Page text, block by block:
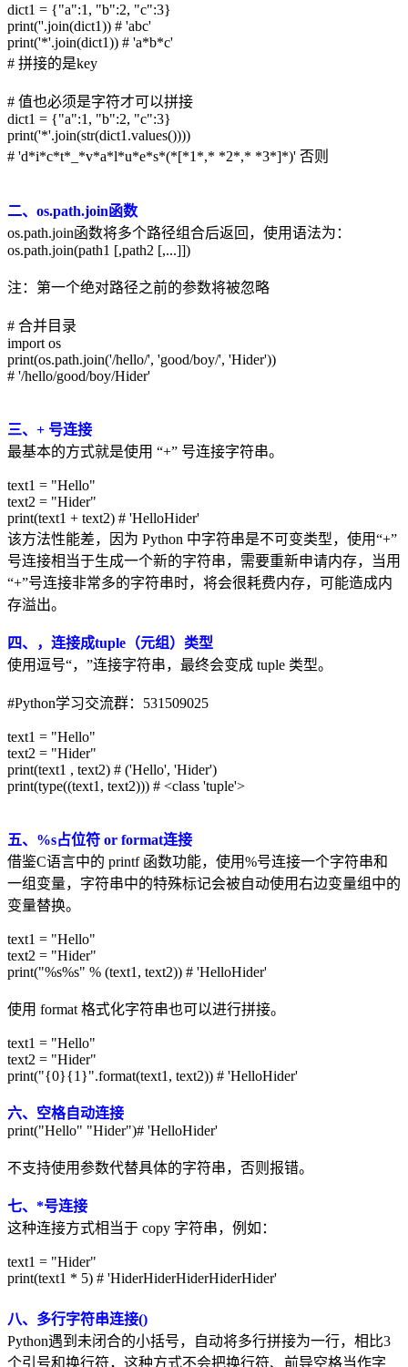
dict1 = {"a":1, "b":2, "c":3}
print(''.join(dict1)) # 'abc'
print('*'.join(dict1)) # 'a*b*c'
# 拼接的是key
# 值也必须是字符才可以拼接
dict1 = {"a":1, "b":2, "c":3}
print('*'.join(str(dict1.values())))
# 'd*i*c*t*_*v*a*l*u*e*s*(*[*1*,* *2*,* *3*]*)' 否则
二、os.path.join函数
os.path.join函数将多个路径组合后返回，使用语法为：
os.path.join(path1 [,path2 [,...]])
注：第一个绝对路径之前的参数将被忽略
# 合并目录
import os
print(os.path.join('/hello/', 'good/boy/', 'Hider'))
# '/hello/good/boy/Hider'
三、+ 号连接
最基本的方式就是使用 “+” 号连接字符串。
text1 = "Hello"
text2 = "Hider"
print(text1 + text2) # 'HelloHider'
该方法性能差，因为 Python 中字符串是不可变类型，使用“+”
号连接相当于生成一个新的字符串，需要重新申请内存，当用
“+”号连接非常多的字符串时，将会很耗费内存，可能造成内
存溢出。
四、，连接成tuple（元组）类型
使用逗号“，”连接字符串，最终会变成 tuple 类型。
#Python学习交流群：531509025
text1 = "Hello"
text2 = "Hider"
print(text1 , text2) # ('Hello', 'Hider')
print(type((text1, text2))) # <class 'tuple'>
五、%s占位符 or format连接
借鉴C语言中的 printf 函数功能，使用%号连接一个字符串和
一组变量，字符串中的特殊标记会被自动使用右边变量组中的
变量替换。
text1 = "Hello"
text2 = "Hider"
print("%s%s" % (text1, text2)) # 'HelloHider'
使用 format 格式化字符串也可以进行拼接。
text1 = "Hello"
text2 = "Hider"
print("{0}{1}".format(text1, text2)) # 'HelloHider'
六、空格自动连接
print("Hello" "Hider")# 'HelloHider'
不支持使用参数代替具体的字符串，否则报错。
七、*号连接
这种连接方式相当于 copy 字符串，例如：
text1 = "Hider"
print(text1 * 5) # 'HiderHiderHiderHiderHider'
八、多行字符串连接()
Python遇到未闭合的小括号，自动将多行拼接为一行，相比3
个引号和换行符，这种方式不会把换行符、前导空格当作字